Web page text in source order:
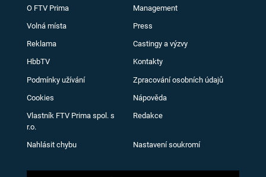
O FTV Prima Management
Volná místa Press
Reklama Castingy a výzvy
HbbTV Kontakty
Podmínky užívání Zpracování osobních údajů
Cookies Nápověda
Vlastník FTV Prima spol. s
r.o.
Redakce
Nahlásit chybu Nastavení soukromí